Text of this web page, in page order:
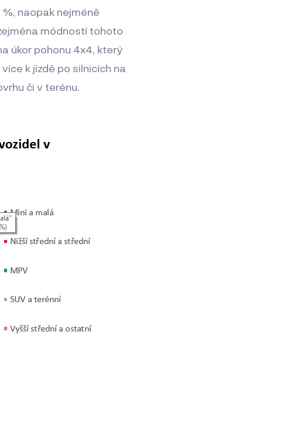
%, naopak nejméně
módností tohoto
úkor pohonu 4x4, který
k jízdě po silnicích na
či v terénu.